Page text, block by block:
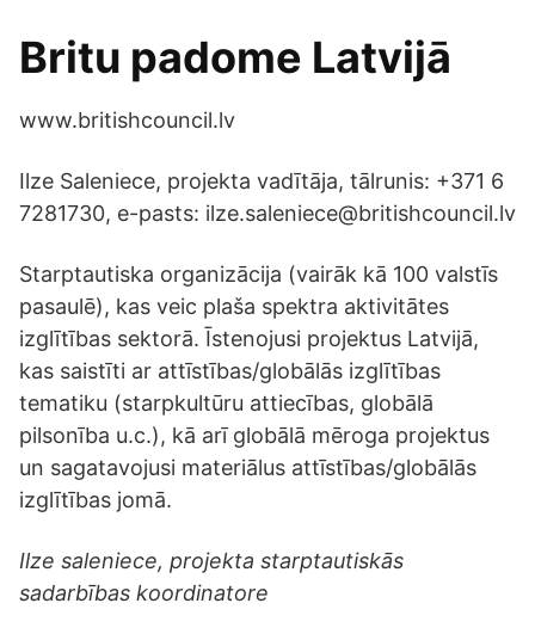
Britu padome Latvijā
www.britishcouncil.lv
Ilze Saleniece, projekta vadītāja, tālrunis: +371 6
7281730, e-pasts: ilze.saleniece@britishcouncil.lv
Starptautiska organizācija (vairāk kā 100 valstīs
pasaulē), kas veic plaša spektra aktivitātes
izglītības sektorā. Īstenojusi projektus Latvijā,
kas saistīti ar attīstības/globālās izglītības
tematiku (starpkultūru attiecības, globālā
pilsonība u.c.), kā arī globālā mēroga projektus
un sagatavojusi materiālus attīstības/globālās
izglītības jomā.
Ilze saleniece, projekta starptautiskās
sadarbības koordinatore